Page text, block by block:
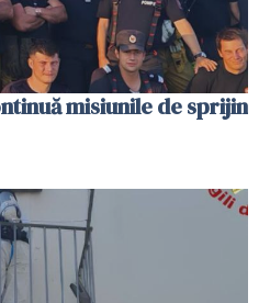
misiunile de sprijin